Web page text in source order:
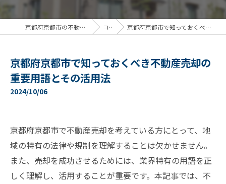
京都府京都市の不動産売却なら株式会社RAVEN コラム 京都府京都市で知っておくべき不動産売却の重要用語とその活用法
京都府京都市で知っておくべき不動産売却の
重要用語とその活用法
2024/10/06
京都府京都市で不動産売却を考えている方にとって、地
域の特有の法律や規制を理解することは欠かせません。
また、売却を成功させるためには、業界特有の用語を正
しく理解し、活用することが重要です。本記事では、不